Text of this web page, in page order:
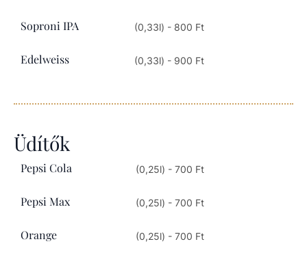
Soproni IPA (0,33l) - 800 Ft
Edelweiss (0,33l) - 900 Ft
Üdítők
Pepsi Cola (0,25l) - 700 Ft
Pepsi Max (0,25l) - 700 Ft
Orange (0,25l) - 700 Ft